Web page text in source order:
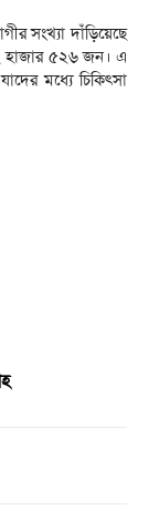
সংখ্যা দাঁড়িয়েছে
হাজার ৫২৬ জন। এ
মধ্যে চিকিৎসা